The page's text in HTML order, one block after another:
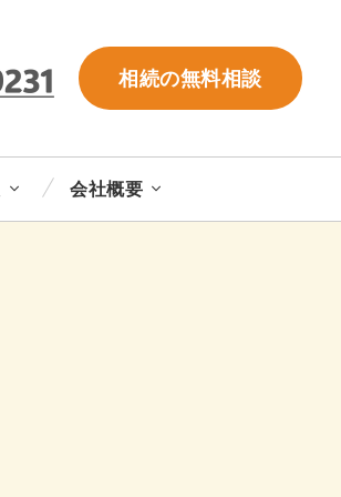
相続の無料相談
会社概要